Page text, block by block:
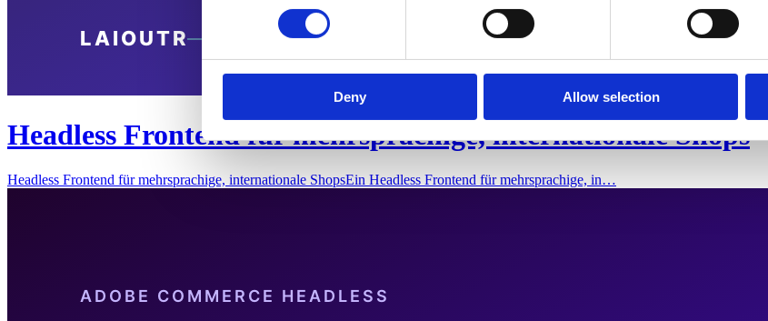
Deny Allow selection
Headless Frontend für mehrsprachige, internationale Shops
Headless Frontend für mehrsprachige, internationale ShopsEin Headless Frontend für mehrsprachige, in…